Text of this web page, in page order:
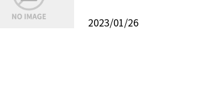
2023/01/26